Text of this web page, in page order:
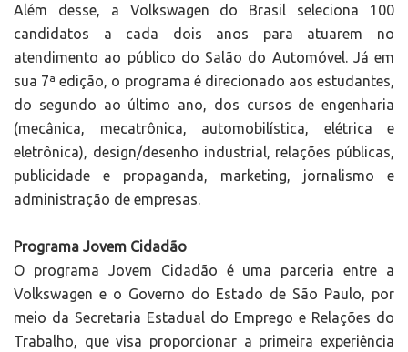
Além desse, a Volkswagen do Brasil seleciona 100
candidatos a cada dois anos para atuarem no
atendimento ao público do Salão do Automóvel. Já em
sua 7ª edição, o programa é direcionado aos estudantes,
do segundo ao último ano, dos cursos de engenharia
(mecânica, mecatrônica, automobilística, elétrica e
eletrônica), design/desenho industrial, relações públicas,
publicidade e propaganda, marketing, jornalismo e
administração de empresas.
Programa Jovem Cidadão
O programa Jovem Cidadão é uma parceria entre a
Volkswagen e o Governo do Estado de São Paulo, por
meio da Secretaria Estadual do Emprego e Relações do
Trabalho, que visa proporcionar a primeira experiência